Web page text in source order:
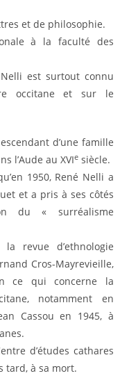
et de philosophie.
à la faculté des
est surtout connu
occitane et sur le
d’une famille
l’Aude au XVIe siècle.
1950, René Nelli a
et a pris à ses côtés
du « surréalisme
revue d’ethnologie
Cros-Mayrevieille,
ce qui concerne la
notamment en
Cassou en 1945, à
d’études cathares
tard, à sa mort.